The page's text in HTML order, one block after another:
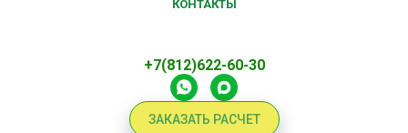
КОНТАКТЫ
+7(812)622-60-30
ЗАКАЗАТЬ РАСЧЕТ